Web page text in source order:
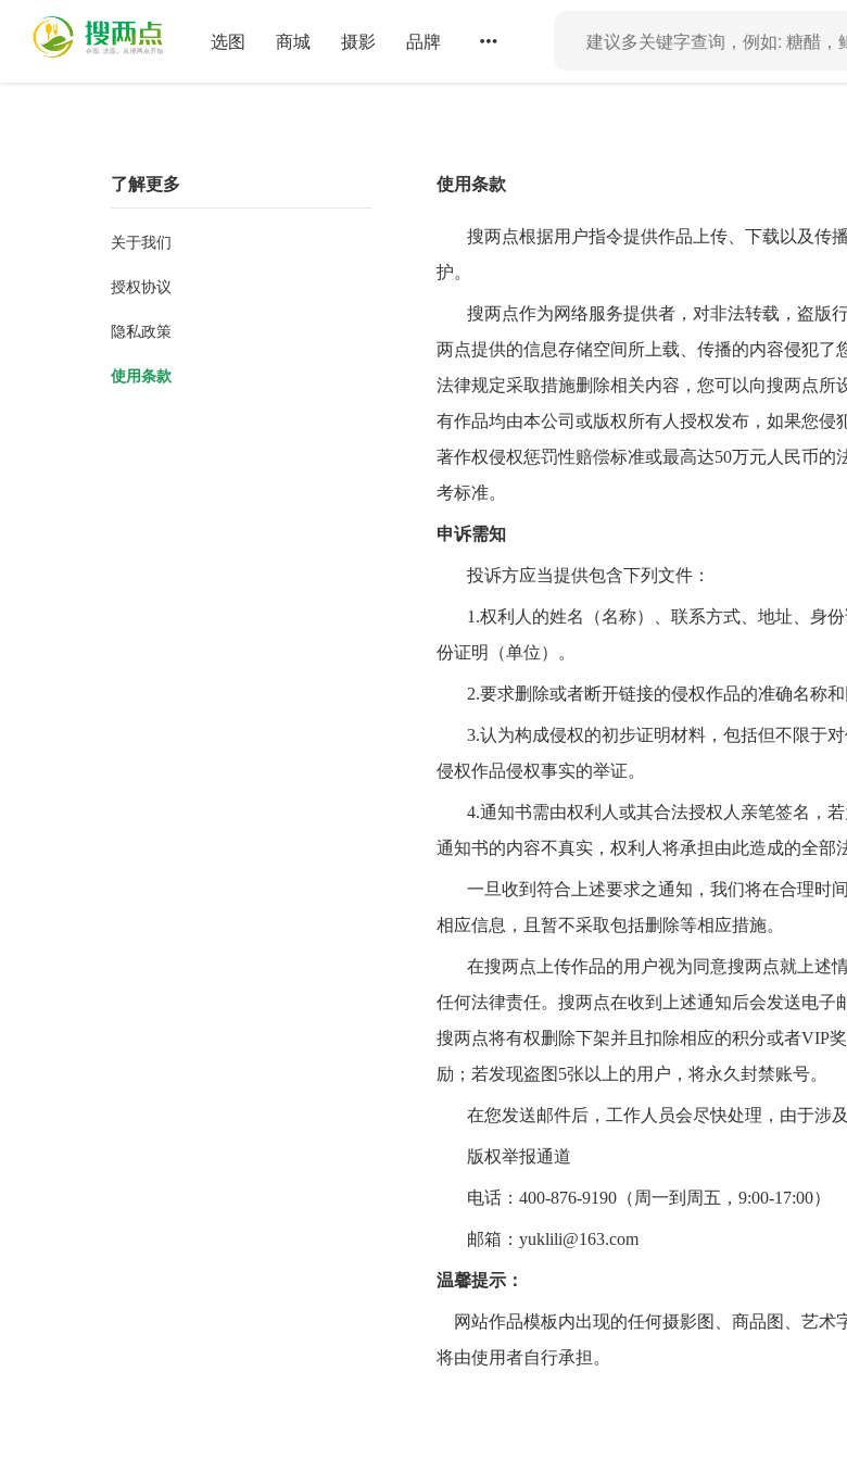
选图 商城 摄影 品牌
了解更多
关于我们
授权协议
隐私政策
使用条款
使用条款
搜两点根据用户指令提供作品上传、下载以及传
护。
搜两点作为网络服务提供者，对非法转载，盗版
两点提供的信息存储空间所上载、传播的内容侵犯
法律规定采取措施删除相关内容，您可以向搜两点
有作品均由本公司或版权所有人授权发布，如果您
著作权侵权惩罚性赔偿标准或最高达50万元人民币
考标准。
申诉需知
投诉方应当提供包含下列文件：
1.权利人的姓名（名称）、联系方式、地址、身
份证明（单位）。
2.要求删除或者断开链接的侵权作品的准确名称
3.认为构成侵权的初步证明材料，包括但不限于
侵权作品侵权事实的举证。
4.通知书需由权利人或其合法授权人亲笔签名，
通知书的内容不真实，权利人将承担由此造成的全部
一旦收到符合上述要求之通知，我们将在合理时
相应信息，且暂不采取包括删除等相应措施。
在搜两点上传作品的用户视为同意搜两点就上述
任何法律责任。搜两点在收到上述通知后会发送电子
搜两点将有权删除下架并且扣除相应的积分或者VIP
励；若发现盗图5张以上的用户，将永久封禁账号。
在您发送邮件后，工作人员会尽快处理，由于涉
版权举报通道
电话：400-876-9190（周一到周五，9:00-17:00）
邮箱：yuklili@163.com
温馨提示：
网站作品模板内出现的任何摄影图、商品图、艺
将由使用者自行承担。